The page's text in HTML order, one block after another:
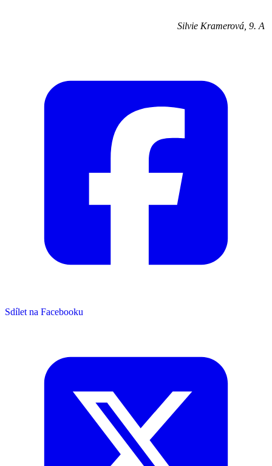
Silvie Kramerová, 9. A
Sdílet na Facebooku